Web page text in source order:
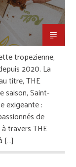
tropezienne,
2020. La
titre, THE
saison, Saint-
exigeante :
de
travers THE
[…]